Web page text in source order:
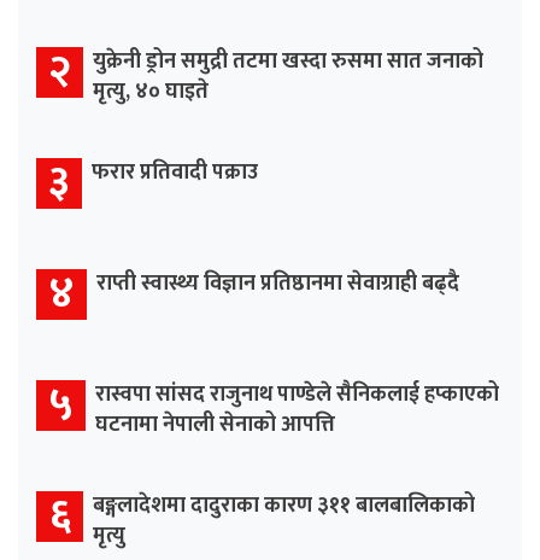
२ युक्रेनी ड्रोन समुद्री तटमा खस्दा रुसमा सात जनाको
मृत्यु, ४० घाइते
३ फरार प्रतिवादी पक्राउ
४ राप्ती स्वास्थ्य विज्ञान प्रतिष्ठानमा सेवाग्राही बढ्दै
५ रास्वपा सांसद राजुनाथ पाण्डेले सैनिकलाई हप्काएको
घटनामा नेपाली सेनाको आपत्ति
६ बङ्गलादेशमा दादुराका कारण ३११ बालबालिकाको
मृत्यु